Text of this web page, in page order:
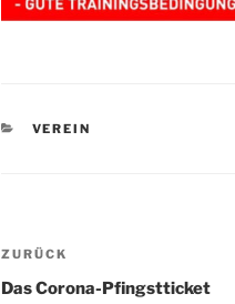
KATEGORIEN
VEREIN
Beitragsnavigation
Vorheriger
Beitrag
ZURÜCK
Das Corona-Pfingstticket